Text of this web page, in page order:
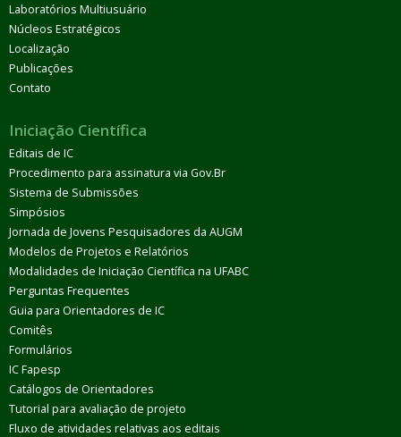
Laboratórios Multiusuário
Núcleos Estratégicos
Localização
Publicações
Contato
Iniciação Científica
Editais de IC
Procedimento para assinatura via Gov.Br
Sistema de Submissões
Simpósios
Jornada de Jovens Pesquisadores da AUGM
Modelos de Projetos e Relatórios
Modalidades de Iniciação Científica na UFABC
Perguntas Frequentes
Guia para Orientadores de IC
Comitês
Formulários
IC Fapesp
Catálogos de Orientadores
Tutorial para avaliação de projeto
Fluxo de atividades relativas aos editais